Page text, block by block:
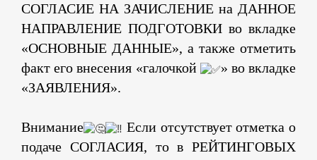
СОГЛАСИЕ НА ЗАЧИСЛЕНИЕ на ДАННОЕ
НАПРАВЛЕНИЕ ПОДГОТОВКИ во вкладке
«ОСНОВНЫЕ ДАННЫЕ», а также отметить
факт его внесения «галочкой
» во вкладке
«ЗАЯВЛЕНИЯ».
Внимание
Если отсутствует отметка о
подаче СОГЛАСИЯ, то в РЕЙТИНГОВЫХ